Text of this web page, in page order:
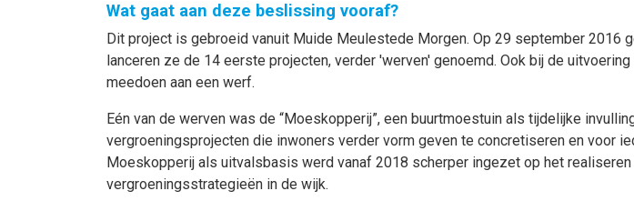
Wat gaat aan deze beslissing vooraf?
Dit project is gebroeid vanuit Muide Meulestede Morgen. Op 29 september 2016
lanceren ze de 14 eerste projecten, verder 'werven' genoemd. Ook bij de
meedoen aan een werf.
Eén van de werven was de “Moeskopperij”, een buurtmoestuin als tijdelijke
vergroeningsprojecten die inwoners verder vorm geven te concretiseren en voor
Moeskopperij als uitvalsbasis werd vanaf 2018 scherper ingezet op het
vergroeningsstrategieën in de wijk.